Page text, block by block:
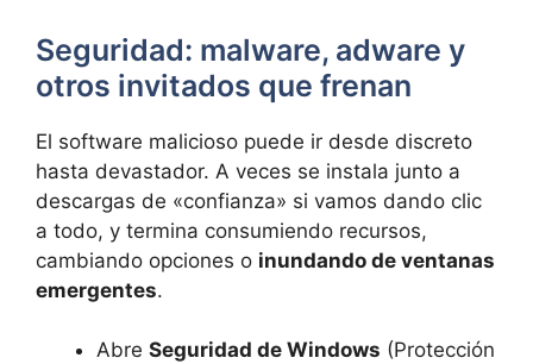
Seguridad: malware, adware y
otros invitados que frenan
El software malicioso puede ir desde discreto
hasta devastador. A veces se instala junto a
descargas de «confianza» si vamos dando clic
a todo, y termina consumiendo recursos,
cambiando opciones o inundando de ventanas
emergentes.
Abre Seguridad de Windows (Protección